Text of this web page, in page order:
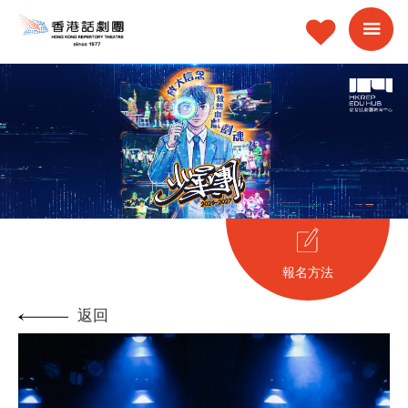
報名方法
返回